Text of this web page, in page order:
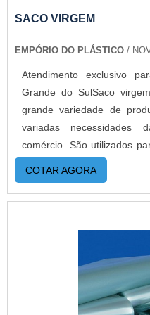
SACO VIRGEM
EMPÓRIO DO PLÁSTICO /
Atendimento exclusivo
Grande do SulSaco
grande variedade de
variadas
comércio. São utilizados
bijuterias, desde objetos
grandes. As aplicações
variadas como
DETALHES
tipo virgem é nunca ter
nenhum fim. Não é
reutilizáveis, mas o
COTAR AGORA